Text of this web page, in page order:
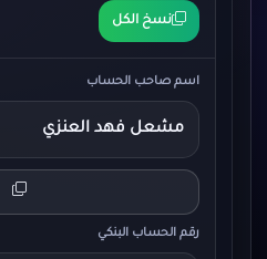
نسخ الكل
اسم صاحب الحساب
مشعل فهد العنزي
رقم الحساب البنكي